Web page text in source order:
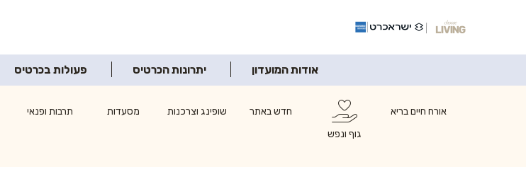
אודות המועדון יתרונות הכרטיס פעולות בכרטיס
אורח חיים בריא
גוף ונפש
חדש באתר שופינג וצרכנות מסעדות תרבות ופנאי